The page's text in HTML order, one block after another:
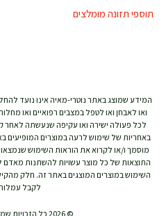
תוספי תזונה מומלצים
המידע שמוצג באתר נוטרי-מאיה אינו נועד
ואו לאבחן ואו לטפל במצבים רפואיים ואו
לכל פעולה ישירה ואו עקיפה שנעשתה לאחר
באחריות של שימוש לרעה במוצרים
מוסמך ו/או לקרוא את הוראות השימוש
התוצאות של כל מוצר עשויות להשתנות מאדם
השימוש במוצרים המוצגים באתר זה. חלק
לקבל
© 2026 כל הזכויות שמורות לנוטרי-מאיה